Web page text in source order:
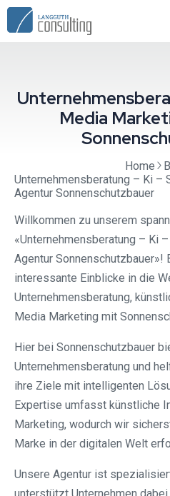
Media
Home
Unternehmensberatung – Ki –
Agentur Sonnenschutzbauer
Willkommen zu unserem
«Unternehmensberatung – Ki
Agentur Sonnenschutzbauer»!
interessante Einblicke in die
Unternehmensberatung,
Media Marketing mit
Hier bei Sonnenschutzbauer
Unternehmensberatung und
ihre Ziele mit intelligenten
Expertise umfasst künstliche
Marketing, wodurch wir
Marke in der digitalen Welt
Unsere Agentur ist